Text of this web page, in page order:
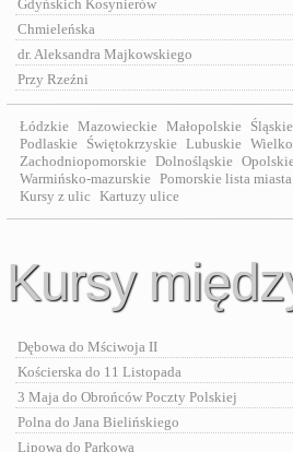
Gdyńskich Kosynierów
Chmieleńska
dr. Aleksandra Majkowskiego
Przy Rzeźni
Łódzkie Mazowieckie Małopolskie Śląskie
Podlaskie Świętokrzyskie Lubuskie
Zachodniopomorskie Dolnośląskie
Warmińsko-mazurskie Pomorskie lista miasta
Kursy z ulic Kartuzy ulice
Kursy
Dębowa do Mściwoja II
Kościerska do 11 Listopada
3 Maja do Obrońców Poczty Polskiej
Polna do Jana Bielińskiego
Lipowa do Parkowa